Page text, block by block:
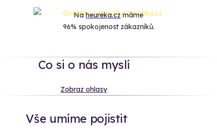
Naheureka.czmáme
96% spokojenost zákazníků.
Co si o nás myslí
Zobraz ohlasy
Vše umíme pojistit